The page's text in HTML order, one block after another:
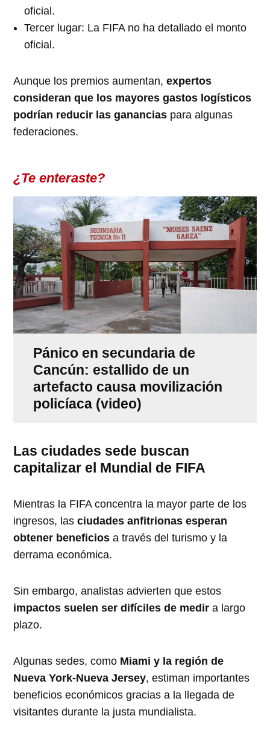
oficial.
Tercer lugar: La FIFA no ha detallado el monto
oficial.
Aunque los premios aumentan, expertos
consideran que los mayores gastos logísticos
podrían reducir las ganancias para algunas
federaciones.
¿Te enteraste?
Pánico en secundaria de
Cancún: estallido de un
artefacto causa movilización
policíaca (video)
Las ciudades sede buscan
capitalizar el Mundial de FIFA
Mientras la FIFA concentra la mayor parte de los
ingresos, las ciudades anfitrionas esperan
obtener beneficios a través del turismo y la
derrama económica.
Sin embargo, analistas advierten que estos
impactos suelen ser difíciles de medir a largo
plazo.
Algunas sedes, como Miami y la región de
Nueva York-Nueva Jersey, estiman importantes
beneficios económicos gracias a la llegada de
visitantes durante la justa mundialista.